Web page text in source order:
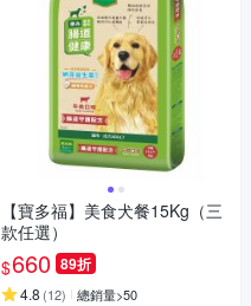
【寶多福】美食犬餐15Kg（三
款任選）
$660 89折
4.8 (12) 總銷量>50